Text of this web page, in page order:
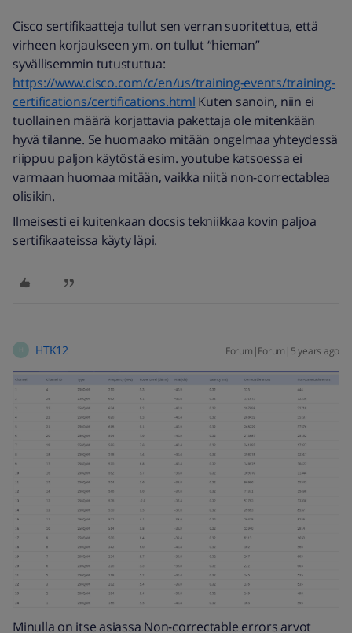
Cisco sertifikaatteja tullut sen verran suoritettua, että
virheen korjaukseen ym. on tullut “hieman”
syvällisemmin tutustuttua:
https://www.cisco.com/c/en/us/training-events/training-
certifications/certifications.html Kuten sanoin, niin ei
tuollainen määrä korjattavia pakettaja ole mitenkään
hyvä tilanne. Se huomaako mitään ongelmaa yhteydessä
riippuu paljon käytöstä esim. youtube katsoessa ei
varmaan huomaa mitään, vaikka niitä non-correctablea
olisikin.
Ilmeisesti ei kuitenkaan docsis tekniikkaa kovin paljoa
sertifikaateissa käyty läpi.
HTK12 Forum|Forum|5 years ago
Minulla on itse asiassa Non-correctable errors arvot